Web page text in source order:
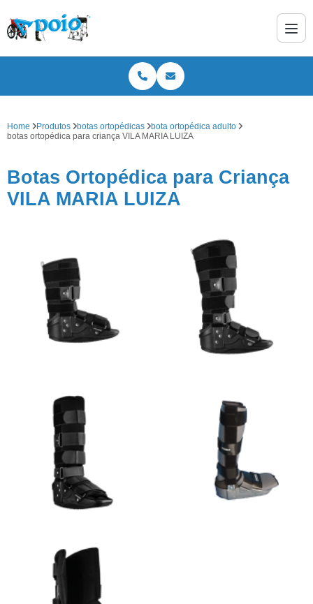
Home Produtos botas ortopédicas
bota ortopédica adulto
botas ortopédica para criança VILA MARIA LUIZA
Botas Ortopédica para Criança
VILA MARIA LUIZA